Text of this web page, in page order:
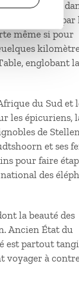
malais,
Un détour par
même si pour
englobant la
du Sud et
les épicuriens,
de
et ses
pour faire
des
la beauté des
Ancien État du
est partout
voyager à